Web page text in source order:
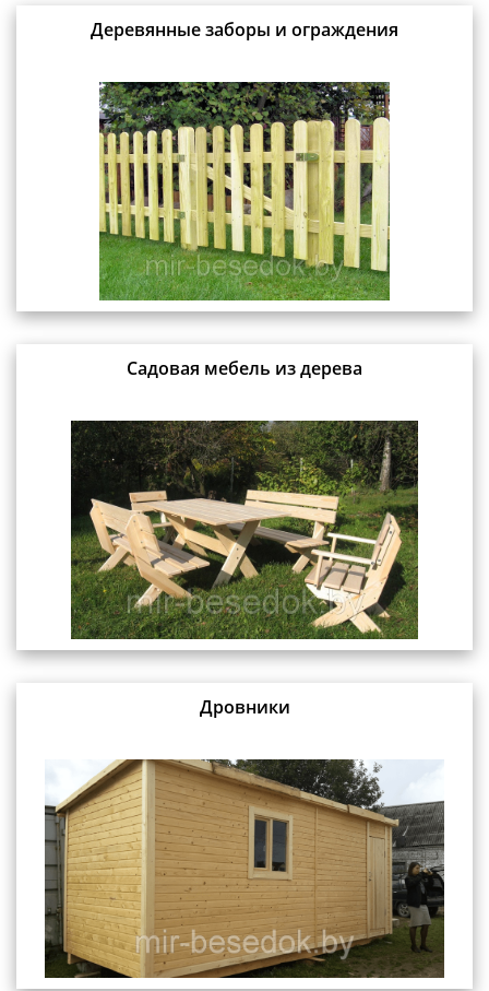
Деревянные заборы и ограждения
Садовая мебель из дерева
Дровники